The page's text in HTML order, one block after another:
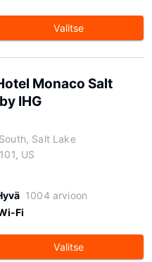
Valitse
Monaco Salt
IHG
Salt Lake
US
1004 arvioon
Fi
Valitse